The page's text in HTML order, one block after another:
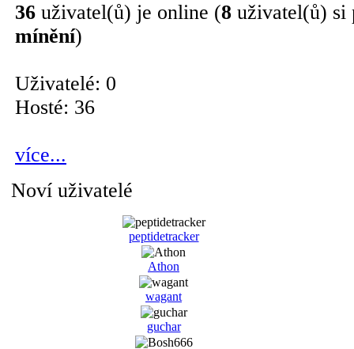
36 uživatel(ů) je online (8 uživatel(ů)
mínění)
Uživatelé: 0
Hosté: 36
více...
Noví uživatelé
peptidetracker
Athon
wagant
guchar